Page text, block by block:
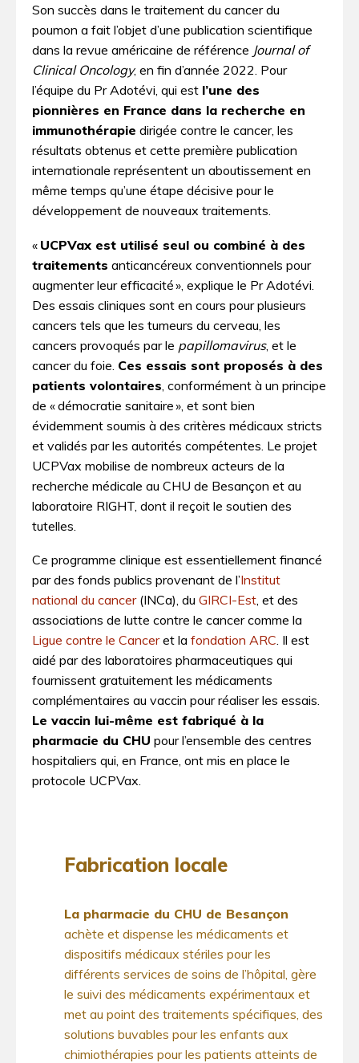
Son succès dans le traitement du cancer du
poumon a fait l’objet d’une publication scientifique
dans la revue américaine de référence Journal of
Clinical Oncology, en fin d’année 2022. Pour
l’équipe du Pr Adotévi, qui est l’une des
pionnières en France dans la recherche en
immunothérapie dirigée contre le cancer, les
résultats obtenus et cette première publication
internationale représentent un aboutissement en
même temps qu’une étape décisive pour le
développement de nouveaux traitements.
« UCPVax est utilisé seul ou combiné à des
traitements anticancéreux conventionnels pour
augmenter leur efficacité », explique le Pr Adotévi.
Des essais cliniques sont en cours pour plusieurs
cancers tels que les tumeurs du cerveau, les
cancers provoqués par le papillomavirus, et le
cancer du foie. Ces essais sont proposés à des
patients volontaires , conformément à un principe
de « démocratie sanitaire », et sont bien
évidemment soumis à des critères médicaux stricts
et validés par les autorités compétentes. Le projet
UCPVax mobilise de nombreux acteurs de la
recherche médicale au CHU de Besançon et au
laboratoire RIGHT, dont il reçoit le soutien des
tutelles.
Ce programme clinique est essentiellement financé
par des fonds publics provenant de l’Institut
national du cancer(INCa), du GIRCI-Est, et des
associations de lutte contre le cancer comme la
Ligue contre le Canceret la fondation ARC. Il est
aidé par des laboratoires pharmaceutiques qui
fournissent gratuitement les médicaments
complémentaires au vaccin pour réaliser les essais.
Le vaccin lui-même est fabriqué à la
pharmacie du CHU pour l’en­semble des centres
hospitaliers qui, en France, ont mis en place le
protocole UCPVax.
Fabrication locale
La pharmacie du CHU de Besançon
achète et dispense les médicaments et
dispositifs médicaux stériles pour les
différents services de soins de l’hôpital, gère
le suivi des médicaments expérimentaux et
met au point des traitements spécifiques, des
solutions buvables pour les enfants aux
chimiothérapies pour les patients atteints de